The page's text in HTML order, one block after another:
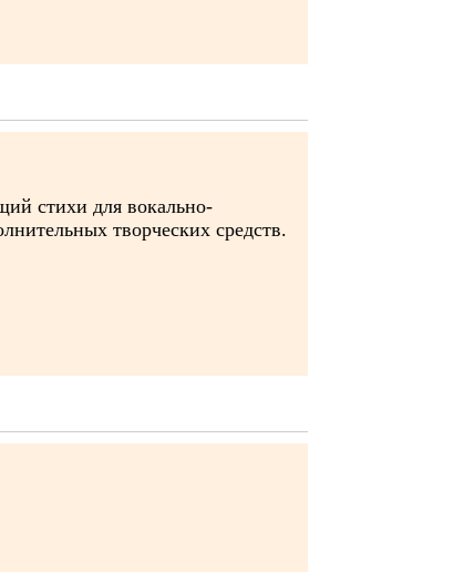
стихи для вокально-
творческих средств.